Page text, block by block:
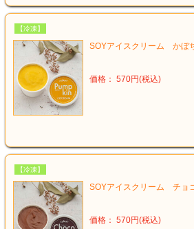
【冷凍】
SOYアイスクリーム かぼ
価格： 570円(税込)
【冷凍】
SOYアイスクリーム チョ
価格： 570円(税込)